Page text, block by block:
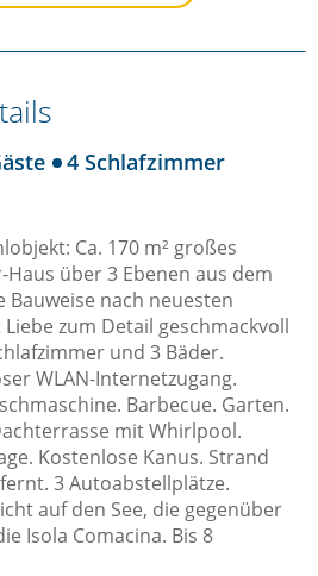
4 Schlafzimmer
Ca. 170 m² großes
über 3 Ebenen aus dem
Bauweise nach neuesten
zum Detail geschmackvoll
und 3 Bäder.
WLAN-Internetzugang.
Barbecue. Garten.
mit Whirlpool.
Kostenlose Kanus. Strand
3 Autoabstellplätze.
auf den See, die gegenüber
Isola Comacina. Bis 8